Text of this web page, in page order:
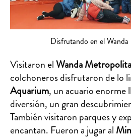
Disfrutando en el
Visitaron elWanda
colchoneros disfrutaron de lo
Aquarium, un acuario enorme
diversión, un gran
También visitaron parques y
encantan. Fueron a jugar al